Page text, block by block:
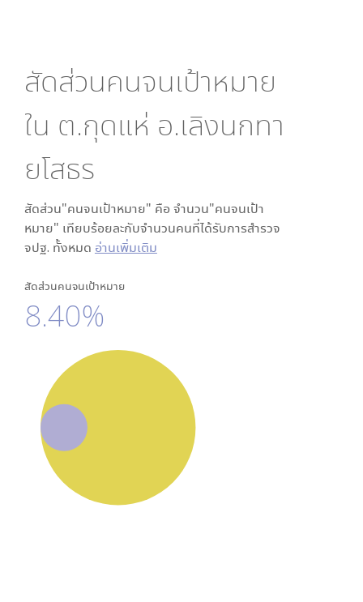
สัดส่วนคนจนเป้าหมาย
ใน ต.กุดแห่ อ.เลิงนกทา
ยโสธร
สัดส่วน"คนจนเป้าหมาย" คือ จำนวน"คนจนเป้า
หมาย" เทียบร้อยละกับจำนวนคนที่ได้รับการสำรวจ
จปฐ. ทั้งหมด อ่านเพิ่มเติม
สัดส่วนคนจนเป้าหมาย
8.40%